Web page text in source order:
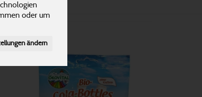
oder um
ändern